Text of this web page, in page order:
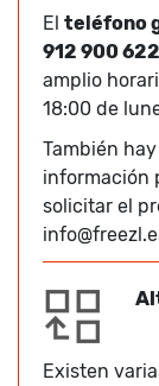
El teléfono
912 900 622
amplio
18:00 de
También
información
solicitar el
Existen